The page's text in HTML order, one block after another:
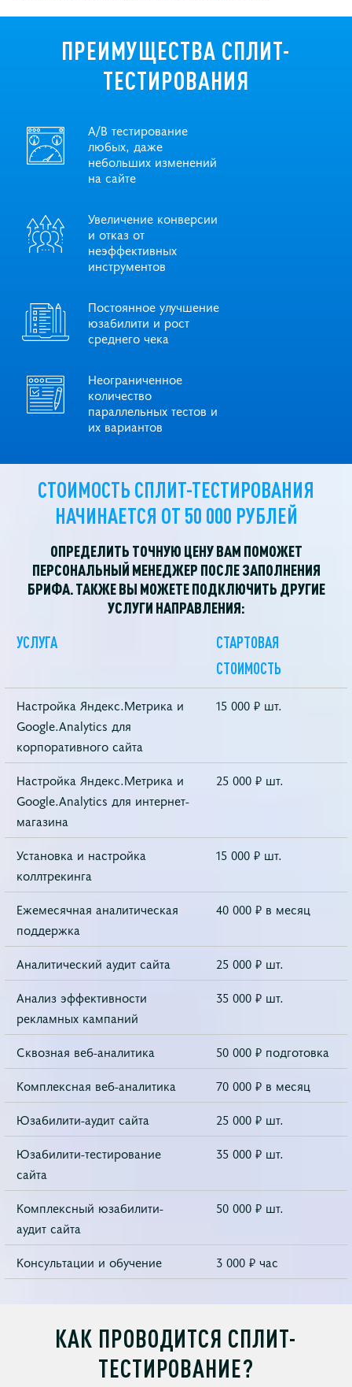
ПРЕИМУЩЕСТВА СПЛИТ-
ТЕСТИРОВАНИЯ
A/B тестирование
любых, даже
небольших изменений
на сайте
Увеличение конверсии
и отказ от
неэффективных
инструментов
Постоянное улучшение
юзабилити и рост
среднего чека
Неограниченное
количество
параллельных тестов и
их вариантов
СТОИМОСТЬ СПЛИТ-ТЕСТИРОВАНИЯ
НАЧИНАЕТСЯ ОТ 50 000 РУБЛЕЙ
ОПРЕДЕЛИТЬ ТОЧНУЮ ЦЕНУ ВАМ ПОМОЖЕТ
ПЕРСОНАЛЬНЫЙ МЕНЕДЖЕРПОСЛЕ ЗАПОЛНЕНИЯ
БРИФА. ТАКЖЕ ВЫ МОЖЕТЕ ПОДКЛЮЧИТЬ ДРУГИЕ
УСЛУГИ НАПРАВЛЕНИЯ:
УСЛУГА
СТАРТОВАЯ
СТОИМОСТЬ
Настройка Яндекс.Метрика и
Google.Analytics для
корпоративного сайта
15 000 ₽ шт.
Настройка Яндекс.Метрика и
Google.Analytics для интернет-
магазина
25 000 ₽ шт.
Установка и настройка
коллтрекинга
15 000 ₽ шт.
Ежемесячная аналитическая
поддержка
40 000 ₽ в месяц
Аналитический аудит сайта
25 000 ₽ шт.
Анализ эффективности
рекламных кампаний
35 000 ₽ шт.
Сквозная веб-аналитика
50 000 ₽ подготовка
Комплексная веб-аналитика
70 000 ₽ в месяц
Юзабилити-аудит сайта
25 000 ₽ шт.
Юзабилити-тестирование
сайта
35 000 ₽ шт.
Комплексный юзабилити-
аудит сайта
50 000 ₽ шт.
Консультации и обучение 3 000 ₽ час
КАК ПРОВОДИТСЯ СПЛИТ-
ТЕСТИРОВАНИЕ?